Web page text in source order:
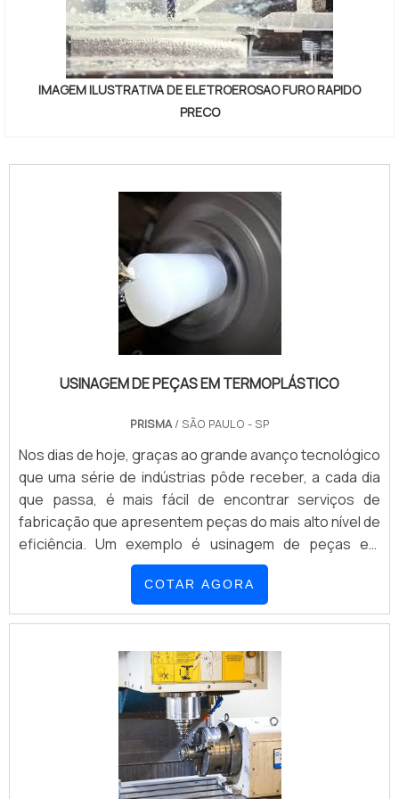
IMAGEM ILUSTRATIVA DE ELETROEROSAO FURO RAPIDO
PRECO
USINAGEM DE PEÇAS EM TERMOPLÁSTICO
PRISMA/ SÃO PAULO - SP
Nos dias de hoje, graças ao grande avanço tecnológico
que uma série de indústrias pôde receber, a cada dia
que passa, é mais fácil de encontrar serviços de
fabricação que apresentem peças do mais alto nível de
eficiência. Um exemplo é usinagem de peças em
termoplástico. Esse tipo de serviço pode ser realizado
em termoplásticos e, desse modo, consegue deixar a
peça que está sendo usinada exatamente como o
apresentadas. Esse serviço é realizado com a
utilização de máquinas CNC e ferramentas de
usinagem adequadas, deixando as peças como o
cliente deseja. Características de uso deste
serviçoVale lembrar que muitas são as empresas que
necessitam desse tipo de serviço. Vários setores
industriais utilizam a usinagem de termoplásticos, por
COTAR AGORA